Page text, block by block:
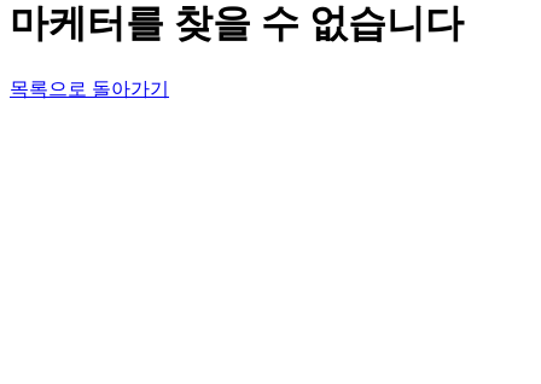
마케터를 찾을 수 없습니다
목록으로 돌아가기